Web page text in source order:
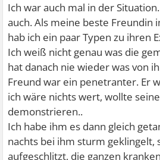
Ich war auch mal in der
auch. Als meine beste Freundin
hab ich ein paar Typen zu ihren
Ich weiß nicht genau was die
hat danach nie wieder was von
Freund war ein penetranter. Er
ich wäre nichts wert, wollte
demonstrieren..
Ich habe ihm es dann gleich
nachts bei ihm sturm geklingelt,
aufgeschlitzt, die ganzen